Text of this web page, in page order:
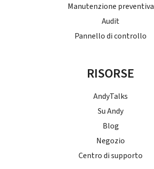
Manutenzione preventiva
Audit
Pannello di controllo
RISORSE
AndyTalks
Su Andy
Blog
Negozio
Centro di supporto